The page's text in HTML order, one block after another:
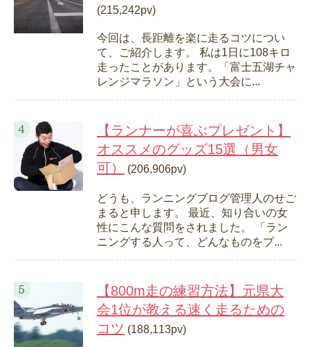
(215,242pv)
今回は、長距離を楽に走るコツについ
て、ご紹介します。 私は1日に108キロ
走ったことがあります。「富士五湖チャ
レンジマラソン」という大会に...
【ランナーが喜ぶプレゼント】
オススメのグッズ15選（男女
可）
(206,906pv)
どうも、ランニングブログ管理人のせご
まると申します。 最近、知り合いの女
性にこんな質問をされました。 「ラン
ニングする人って、どんなものをプ...
【800m走の練習方法】元県大
会1位が教える速く走るための
コツ (188,113pv)